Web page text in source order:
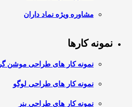
مشاوره ویژه نماد داران
نمونه کارها
نمونه کار های طراحی موشن
نمونه کار های طراحی لوگو
نمونه کار های طراحی بنر